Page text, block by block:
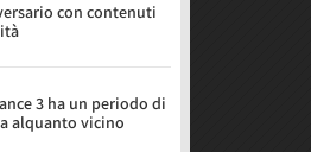
con contenuti
3 ha un periodo di
alquanto vicino